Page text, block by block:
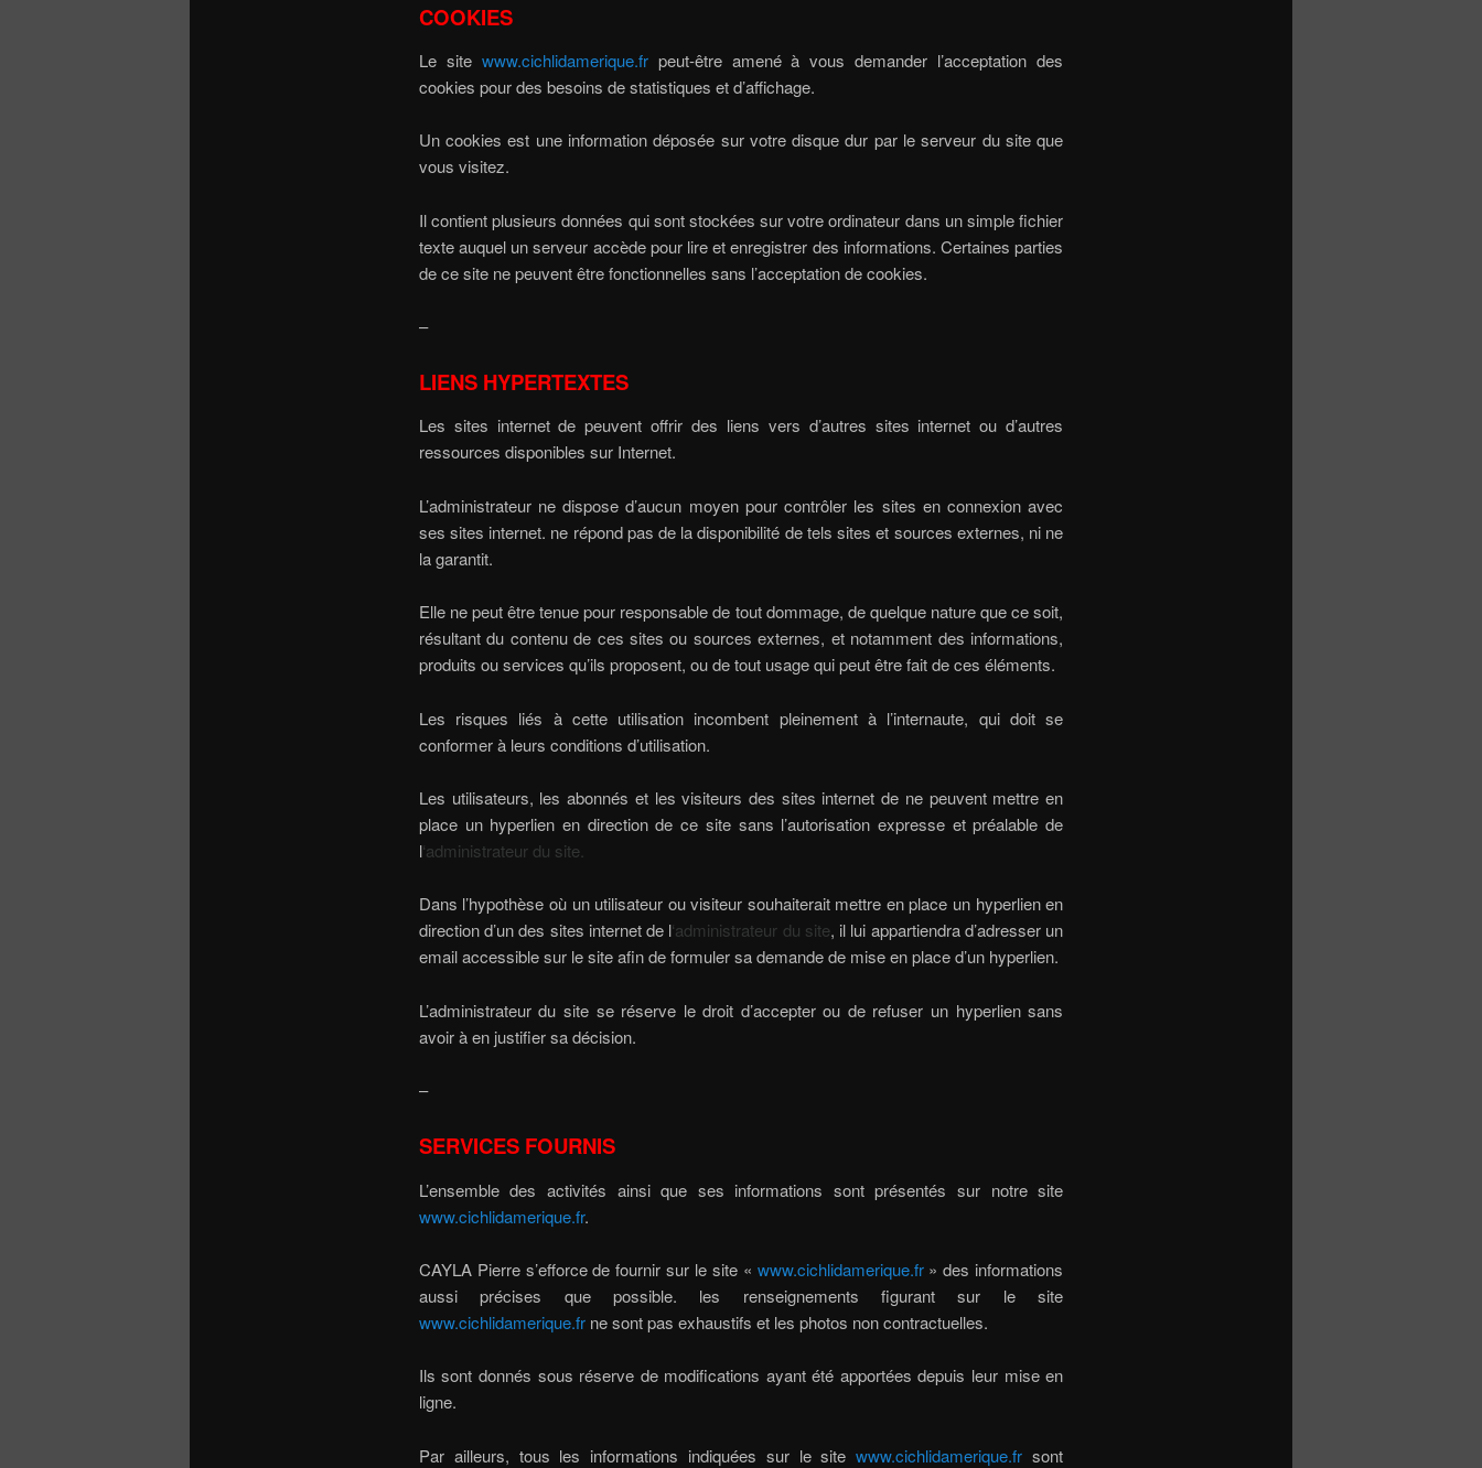
COOKIES
Le site www.cichlidamerique.frpeut-être amené à vous demander l’acceptation des
cookies pour des besoins de statistiques et d’affichage.
Un cookies est une information déposée sur votre disque dur par le serveur du site que
vous visitez.
Il contient plusieurs données qui sont stockées sur votre ordinateur dans un simple fichier
texte auquel un serveur accède pour lire et enregistrer des informations. Certaines parties
de ce site ne peuvent être fonctionnelles sans l’acceptation de cookies.
–
LIENS HYPERTEXTES
Les sites internet de peuvent offrir des liens vers d’autres sites internet ou d’autres
ressources disponibles sur Internet.
L’administrateur ne dispose d’aucun moyen pour contrôler les sites en connexion avec
ses sites internet. ne répond pas de la disponibilité de tels sites et sources externes, ni ne
la garantit.
Elle ne peut être tenue pour responsable de tout dommage, de quelque nature que ce soit,
résultant du contenu de ces sites ou sources externes, et notamment des informations,
produits ou services qu’ils proposent, ou de tout usage qui peut être fait de ces éléments.
Les risques liés à cette utilisation incombent pleinement à l’internaute, qui doit se
conformer à leurs conditions d’utilisation.
Les utilisateurs, les abonnés et les visiteurs des sites internet de ne peuvent mettre en
place un hyperlien en direction de ce site sans l’autorisation expresse et préalable de
l‘administrateur du site.
Dans l’hypothèse où un utilisateur ou visiteur souhaiterait mettre en place un hyperlien en
direction d’un des sites internet de l‘administrateur du site, il lui appartiendra d’adresser un
email accessible sur le site afin de formuler sa demande de mise en place d’un hyperlien.
L’administrateur du site se réserve le droit d’accepter ou de refuser un hyperlien sans
avoir à en justifier sa décision.
–
SERVICES FOURNIS
L’ensemble des activités ainsi que ses informations sont présentés sur notre site
www.cichlidamerique.fr.
CAYLA Pierre s’efforce de fournir sur le site « www.cichlidamerique.fr» des informations
aussi précises que possible. les renseignements figurant sur le site
www.cichlidamerique.frne sont pas exhaustifs et les photos non contractuelles.
Ils sont donnés sous réserve de modifications ayant été apportées depuis leur mise en
ligne.
Par ailleurs, tous les informations indiquées sur le sitewww.cichlidamerique.fr sont